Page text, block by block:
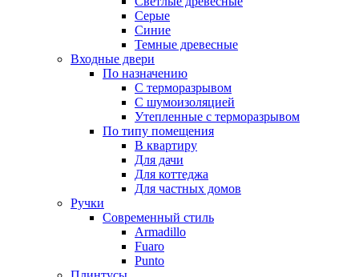
Серые
Синие
Темные древесные
Входные двери
По назначению
С терморазрывом
С шумоизоляцией
Утепленные с терморазрывом
По типу помещения
В квартиру
Для дачи
Для коттеджа
Для частных домов
Ручки
Современный стиль
Armadillo
Fuaro
Punto